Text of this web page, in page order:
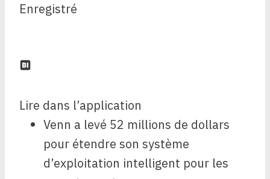
Enregistré
Lire dans l’application
Venn a levé 52 millions de dollars
pour étendre son système
d’exploitation intelligent pour les